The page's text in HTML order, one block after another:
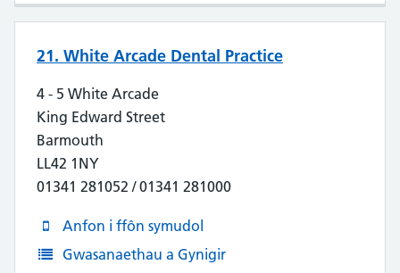
21. White Arcade Dental Practice
4 - 5 White Arcade
King Edward Street
Barmouth
LL42 1NY
01341 281052 / 01341 281000
Anfon i ffôn symudol
Gwasanaethau a Gynigir